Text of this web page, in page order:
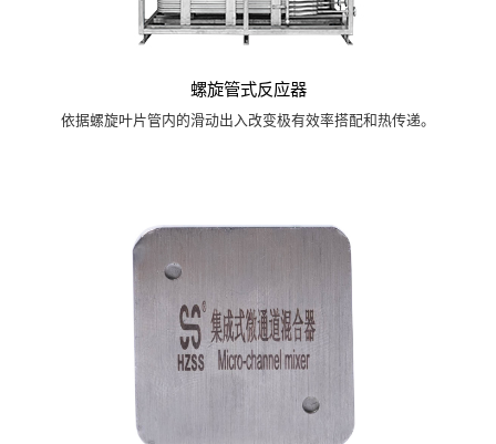
螺旋管式反应器
依据螺旋叶片管内的滑动出入改变极有效率搭配和热传递。